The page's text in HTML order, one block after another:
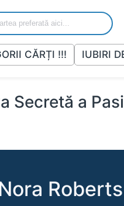
CĂRȚI !!! IUBIRI
Secretă a